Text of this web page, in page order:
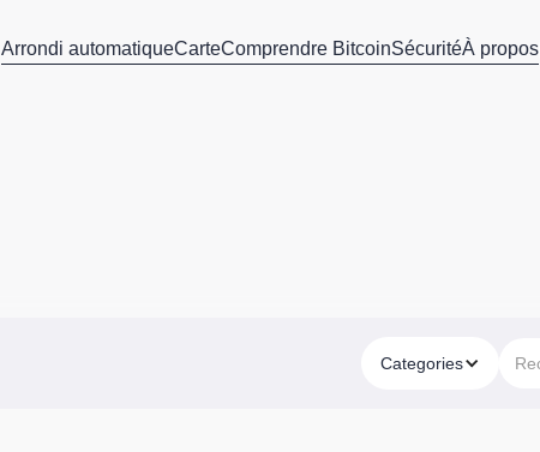
Arrondi automatiqueCarteComprendre BitcoinSécuritéÀ propos
Categories